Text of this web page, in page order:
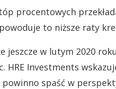
procentowych
to niższe raty
jeszcze w lutym 2020
Investments
spaść w